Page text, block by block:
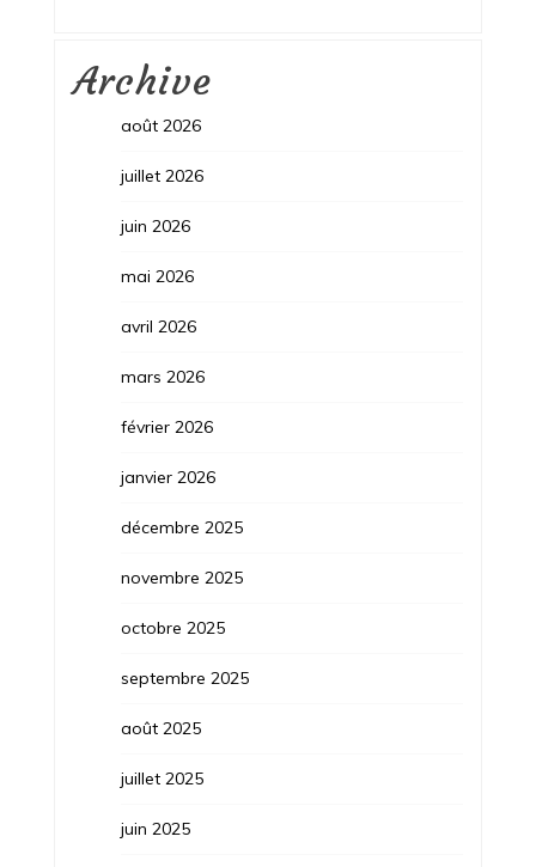
Archive
août 2026
juillet 2026
juin 2026
mai 2026
avril 2026
mars 2026
février 2026
janvier 2026
décembre 2025
novembre 2025
octobre 2025
septembre 2025
août 2025
juillet 2025
juin 2025